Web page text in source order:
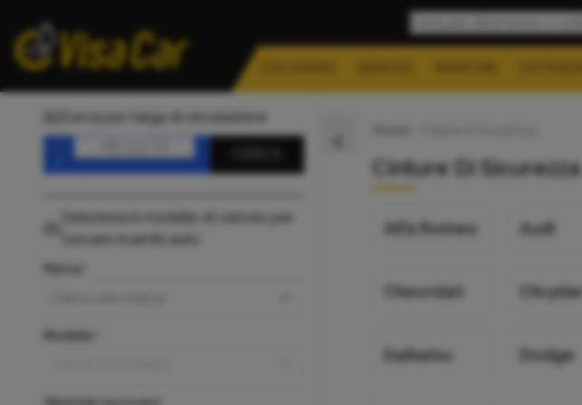
Cerca per targa di circolazione
Seleziona il modello di veicolo per
cercare ricambi auto
Cinture Di Sicurezza
Alfa Romeo Audi
Chevrolet Chrysler
Daihatsu Dodge